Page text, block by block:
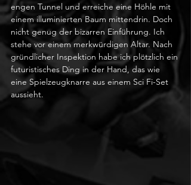
engen Tunnel und erreiche eine Höhle mit
einem illuminierten Baum mittendrin. Doch
nicht genug der bizarren Einführung. Ich
stehe vor einem merkwürdigen Altar. Nach
gründlicher Inspektion habe ich plötzlich ein
futuristisches Ding in der Hand, das wie
eine Spielzeugknarre aus einem Sci Fi-Set
aussieht.